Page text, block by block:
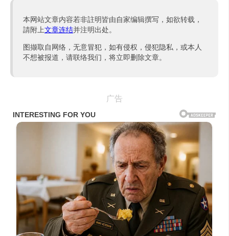
本网站文章内容若非註明皆由自家编辑撰写，如欲转载，
請附上文章连结并注明出处。
图撷取自网络，无意冒犯，如有侵权，侵犯隐私，或本人
不想被报道，请联络我们，将立即删除文章。
广告